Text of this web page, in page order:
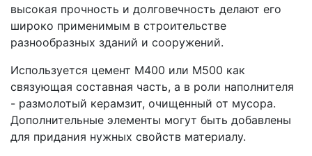
высокая прочность и долговечность делают его
широко применимым в строительстве
разнообразных зданий и сооружений.
Используется цемент М400 или М500 как
связующая составная часть, а в роли наполнителя
- размолотый керамзит, очищенный от мусора.
Дополнительные элементы могут быть добавлены
для придания нужных свойств материалу.